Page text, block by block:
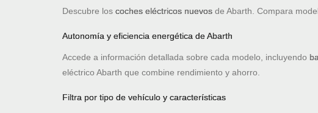
Descubre los coches eléctricos nuevos de Abarth. Compara
Autonomía y eficiencia energética de Abarth
Accede a información detallada sobre cada modelo, incluyendo
eléctrico Abarth que combine rendimiento y ahorro.
Filtra por tipo de vehículo y características